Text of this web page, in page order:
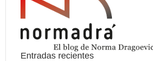
Entradas recientes